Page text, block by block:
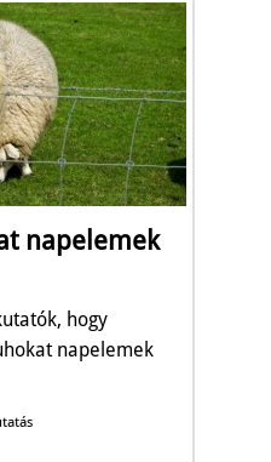
napelemek
hogy
napelemek